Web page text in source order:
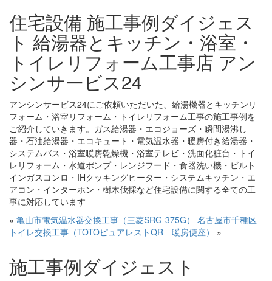
住宅設備 施工事例ダイジェス
ト 給湯器とキッチン・浴室・
トイレリフォーム工事店 アン
シンサービス24
アンシンサービス24にご依頼いただいた、給湯機器とキッチンリ
フォーム・浴室リフォーム・トイレリフォーム工事の施工事例を
ご紹介していきます。ガス給湯器・エコジョーズ・瞬間湯沸し
器・石油給湯器・エコキュート・電気温水器・暖房付き給湯器・
システムバス・浴室暖房乾燥機・浴室テレビ・洗面化粧台・トイ
レリフォーム・水道ポンプ・レンジフード・食器洗い機・ビルト
インガスコンロ・IHクッキングヒーター・システムキッチン・エ
アコン・インターホン・樹木伐採など住宅設備に関する全ての工
事に対応しています
« 亀山市電気温水器交換工事（三菱SRG-375G）
名古屋市千種区
トイレ交換工事（TOTOピュアレストQR 暖房便座）
»
施工事例ダイジェスト